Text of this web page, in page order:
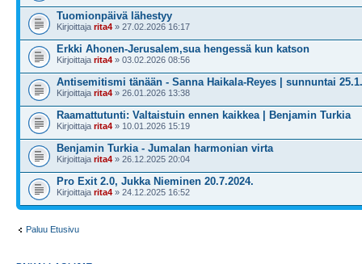
Tuomionpäivä lähestyy
Kirjoittaja rita4 » 27.02.2026 16:17
Erkki Ahonen-Jerusalem,sua hengessä kun katson
Kirjoittaja rita4 » 03.02.2026 08:56
Antisemitismi tänään - Sanna Haikala-Reyes | sunnuntai 25.1.
Kirjoittaja rita4 » 26.01.2026 13:38
Raamattutunti: Valtaistuin ennen kaikkea | Benjamin Turkia
Kirjoittaja rita4 » 10.01.2026 15:19
Benjamin Turkia - Jumalan harmonian virta
Kirjoittaja rita4 » 26.12.2025 20:04
Pro Exit 2.0, Jukka Nieminen 20.7.2024.
Kirjoittaja rita4 » 24.12.2025 16:52
Paluu Etusivu